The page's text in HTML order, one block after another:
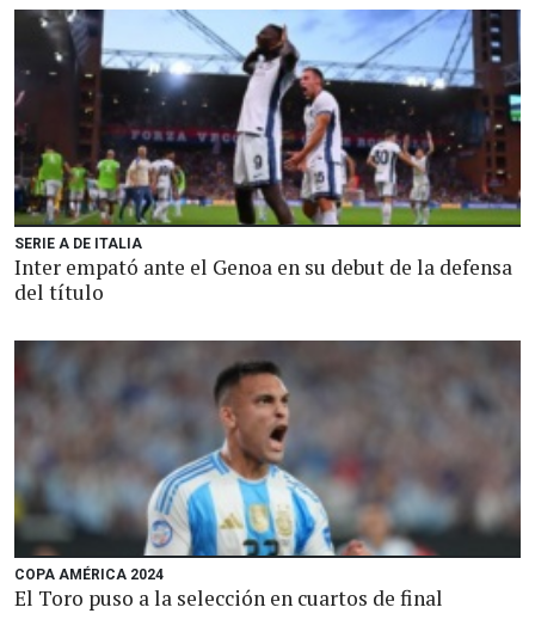
SERIE A DE ITALIA
Inter empató ante el Genoa en su debut de la defensa
del título
COPA AMÉRICA 2024
El Toro puso a la selección en cuartos de final